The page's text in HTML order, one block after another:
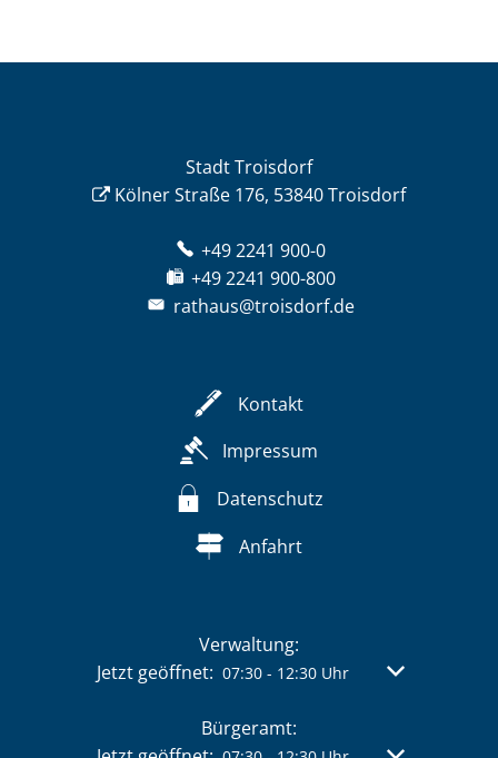
Stadt Troisdorf
Kölner Straße 176, 53840 Troisdorf
+49 2241 900-0
+49 2241 900-800
rathaus@troisdorf.de
Kontakt
Impressum
Datenschutz
Anfahrt
Verwaltung:
Klicken, um weitere Öffnungs- oder
Jetzt geöffnet: 07:30- 12:30Uhr Von 07:30
Bürgeramt: